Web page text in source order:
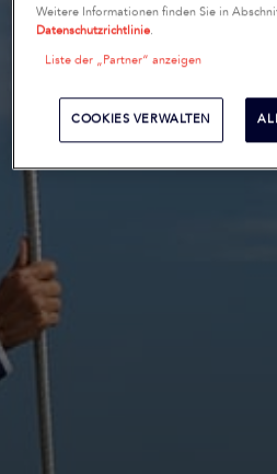
Weitere Informationen finden Sie in
Datenschutzrichtlinie.
Liste der „Partner“ anzeigen
COOKIES VERWALTEN